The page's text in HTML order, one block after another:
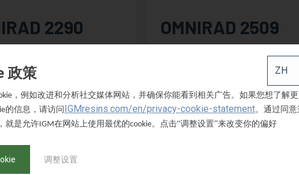
2290
混合物
OMNIRAD 2509
光引发剂混合物
外观
Liquid
政策
，例如改进和分析社交媒体网站，并确保你能看到相关广告。如果您想了解
的信息，请访问 IGMresins.com/en/privacy-cookie-statement。通过同意
就是允许IGM在网站上使用最优的cookie。点击“调整设置”来改变你的偏好
调整设置